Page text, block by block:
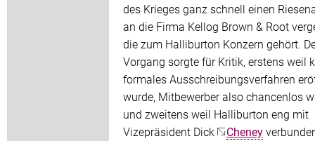
des Krieges ganz schnell einen
an die Firma Kellog Brown & Root
die zum Halliburton Konzern gehört.
Vorgang sorgte für Kritik, erstens weil
formales Ausschreibungsverfahren
wurde, Mitbewerber also chancenlos
und zweitens weil Halliburton eng mit
Vizepräsident Dick
Cheney